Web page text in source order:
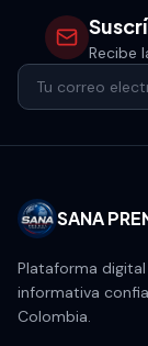
Recibe
SANA
Plataforma
informativa
Colombia.